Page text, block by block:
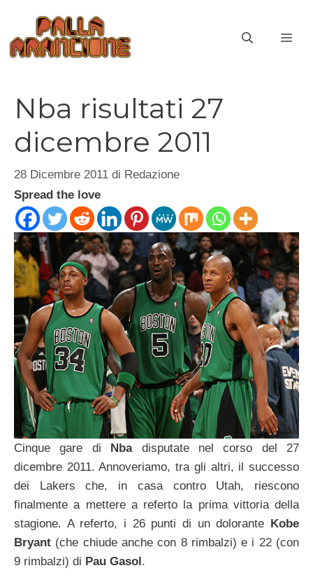
contenuto
Nba risultati 27
dicembre 2011
28 Dicembre 2011 di Redazione
Spread the love
Cinque gare di Nbadisputate nel corso del 27
dicembre 2011. Annoveriamo, tra gli altri, il successo
dei Lakers che, in casa contro Utah, riescono
finalmente a mettere a referto la prima vittoria della
stagione. A referto, i 26 punti di un dolorante Kobe
Bryant (che chiude anche con 8 rimbalzi) e i 22 (con
9 rimbalzi) di Pau Gasol.